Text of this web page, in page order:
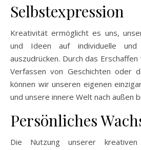
Selbstexpression
Kreativität ermöglicht es uns,
und Ideen auf individuelle und
auszudrücken. Durch das
Verfassen von Geschichten oder
können wir unseren eigenen
und unsere innere Welt nach außen
Persönliches
Die Nutzung unserer